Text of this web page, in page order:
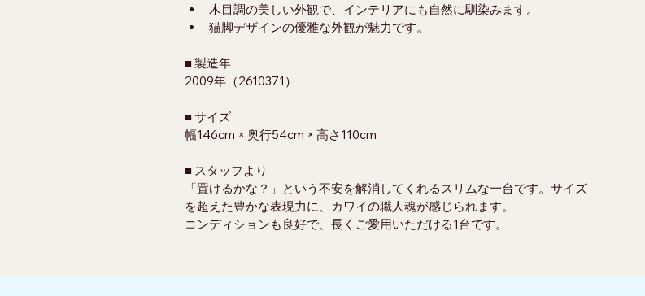
木目調の美しい外観で、インテリアにも自然に馴染みます。
猫脚デザインの優雅な外観が魅力です。
■ 製造年
2009年（2610371）
■ サイズ
幅146cm × 奥行54cm × 高さ110cm
■ スタッフより
「置けるかな？」という不安を解消してくれるスリムな一台です。サイズ
を超えた豊かな表現力に、カワイの職人魂が感じられます。
コンディションも良好で、長くご愛用いただける1台です。